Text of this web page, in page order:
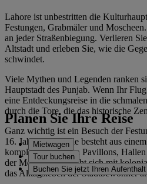
Lahore ist unbestritten die
Festungen, Grabmäler und
an jeder Straßenbiegung. Verlieren
Altstadt und erleben Sie, wie die
schwindet.
Viele Mythen und Legenden ranken
Hauptstadt des Punjab. Wenn Ihr
eine Entdeckungsreise in die
durch die Tore, die das historische
Ganz wichtig ist ein Besuch der
16. Jahrhundert. Sie besteht aus
komplex aus großen Pavillons,
der Moguln vermischt sich mit
das Alltagsleben der Stadtbewohner
Planen Sie Ihre Reise
Mietwagen
Tour buchen
Buchen Sie jetzt Ihren Aufenthalt